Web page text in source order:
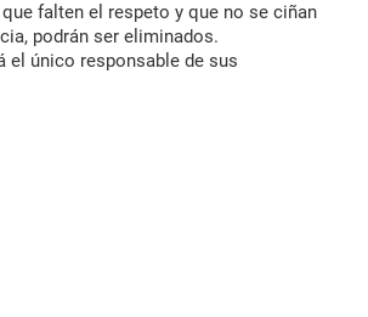
falten el respeto y que no se ciñan
podrán ser eliminados.
el único responsable de sus